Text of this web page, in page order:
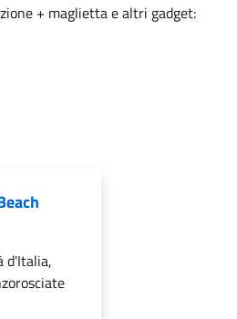
+ maglietta e altri gadget:
d'Italia,